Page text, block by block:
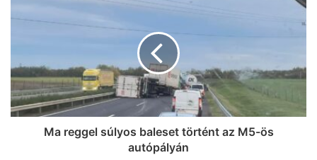
Ma reggel súlyos baleset történt az M5-ös
autópályán